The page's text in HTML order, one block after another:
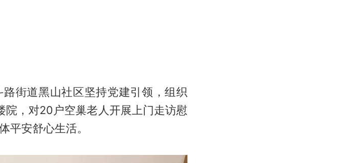
街道黑山社区坚持党建引领，组织
院，对20户空巢老人开展上门走访慰
平安舒心生活。